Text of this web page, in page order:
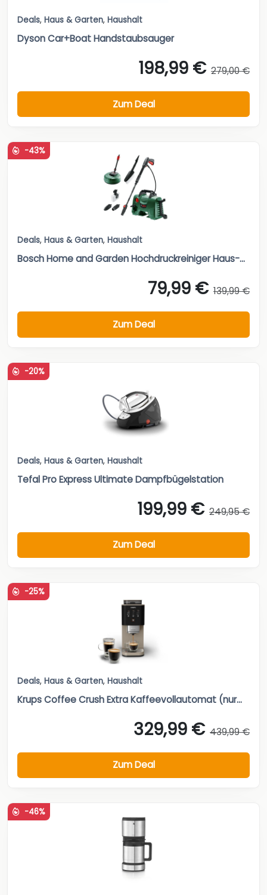
Deals, Haus & Garten, Haushalt
Dyson Car+Boat Handstaubsauger
198,99 € 279,00 €
Zum Deal
-43%
Deals, Haus & Garten, Haushalt
Bosch Home and Garden Hochdruckreiniger Haus-...
79,99 € 139,99 €
Zum Deal
-20%
Deals, Haus & Garten, Haushalt
Tefal Pro Express Ultimate Dampfbügelstation
199,99 € 249,95 €
Zum Deal
-25%
Deals, Haus & Garten, Haushalt
Krups Coffee Crush Extra Kaffeevollautomat (nur...
329,99 € 439,99 €
Zum Deal
-46%